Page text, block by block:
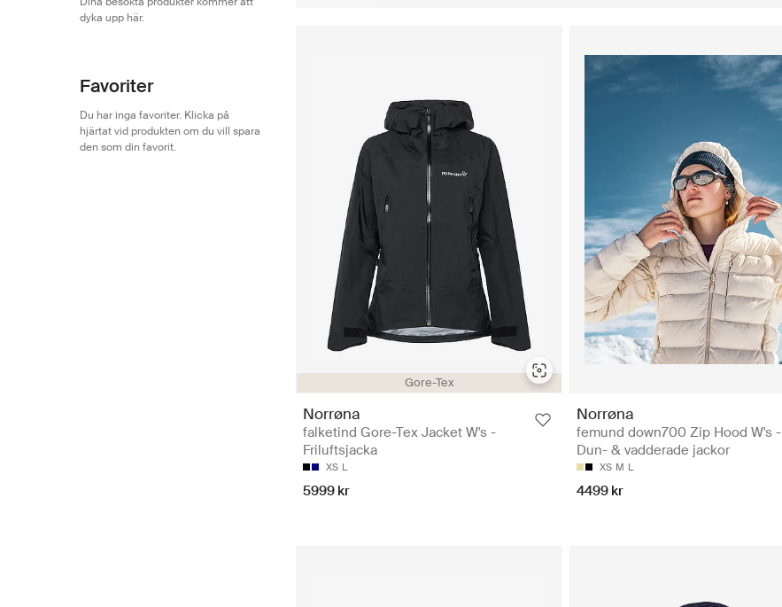
dyka upp här.
Favoriter
Du har inga favoriter. Klicka på
hjärtat vid produkten om du vill spara
den som din favorit.
Gore-Tex
Norrøna
falketind Gore-Tex Jacket W's -
Friluftsjacka
XS L
5999 kr
Norrøna
femund down700 Zip Hood W's -
Dun- & vadderade jackor
XS M L
4499 kr